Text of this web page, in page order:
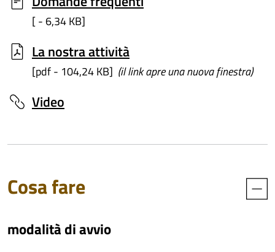
[ - 6,34 KB]
La nostra attività
[pdf - 104,24 KB] (il link apre una nuova finestra)
Video
Cosa fare
modalità di avvio